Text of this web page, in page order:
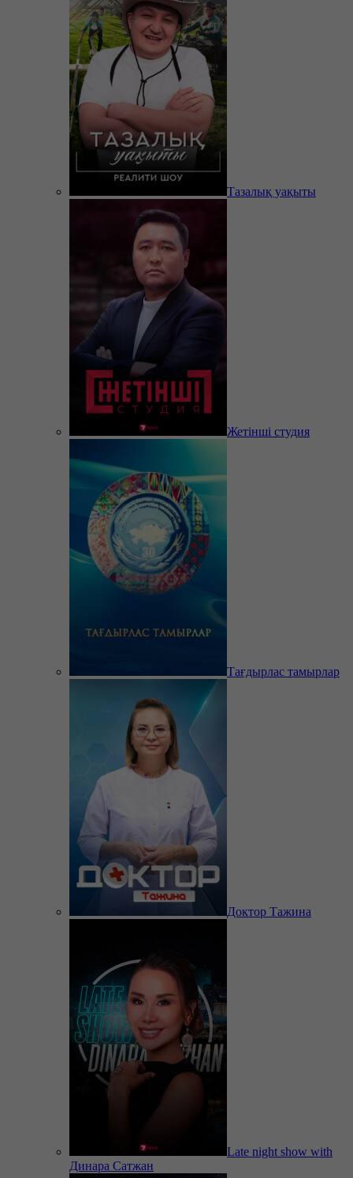
Тазалық уақыты
Жетінші студия
Тағдырлас тамырлар
Доктор Тажина
Late night show with
Динара Сатжан